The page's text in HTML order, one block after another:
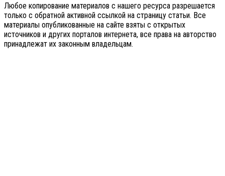
Любое копирование материалов с нашего ресурса разрешается
только с обратной активной ссылкой на страницу статьи. Все
материалы опубликованные на сайте взяты с открытых
источников и других порталов интернета, все права на авторство
принадлежат их законным владельцам.